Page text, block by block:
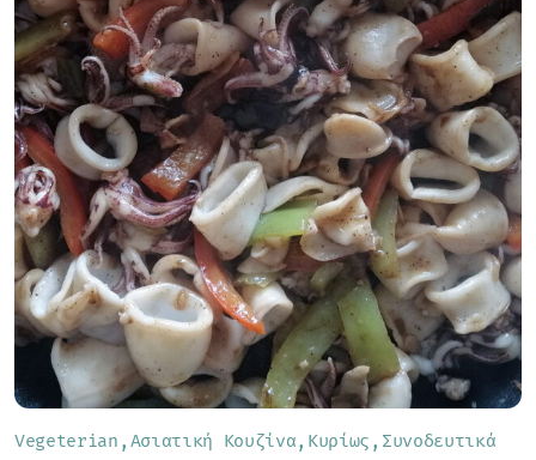
Vegeterian Ασιατική Κουζίνα Κυρίως Συνοδευτικά